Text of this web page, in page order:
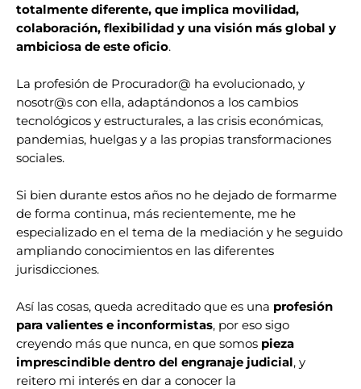
totalmente diferente, que implica movilidad,
colaboración, flexibilidad y una visión más global y
ambiciosa de este oficio.
La profesión de Procurador@ ha evolucionado, y
nosotr@s con ella, adaptándonos a los cambios
tecnológicos y estructurales, a las crisis económicas,
pandemias, huelgas y a las propias transformaciones
sociales.
Si bien durante estos años no he dejado de formarme
de forma continua, más recientemente, me he
especializado en el tema de la mediación y he seguido
ampliando conocimientos en las diferentes
jurisdicciones.
Así las cosas, queda acreditado que es una profesión
para valientes e inconformistas, por eso sigo
creyendo más que nunca, en que somos pieza
imprescindible dentro del engranaje judicial, y
reitero mi interés en dar a conocer la